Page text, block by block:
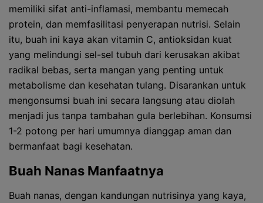
memiliki sifat anti-inflamasi, membantu memecah
protein, dan memfasilitasi penyerapan nutrisi. Selain
itu, buah ini kaya akan vitamin C, antioksidan kuat
yang melindungi sel-sel tubuh dari kerusakan akibat
radikal bebas, serta mangan yang penting untuk
metabolisme dan kesehatan tulang. Disarankan untuk
mengonsumsi buah ini secara langsung atau diolah
menjadi jus tanpa tambahan gula berlebihan. Konsumsi
1-2 potong per hari umumnya dianggap aman dan
bermanfaat bagi kesehatan.
Buah Nanas Manfaatnya
Buah nanas, dengan kandungan nutrisinya yang kaya,